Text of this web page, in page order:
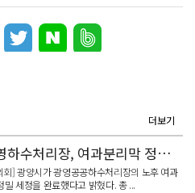
더보기
광양시 광영하수처리장, 여과분리막 정밀세정 '신품 80%' 회복
] 광양시가 광영공공하수처리장의 노후 여과
밀 세정을 완료했다고 밝혔다. 총 ...